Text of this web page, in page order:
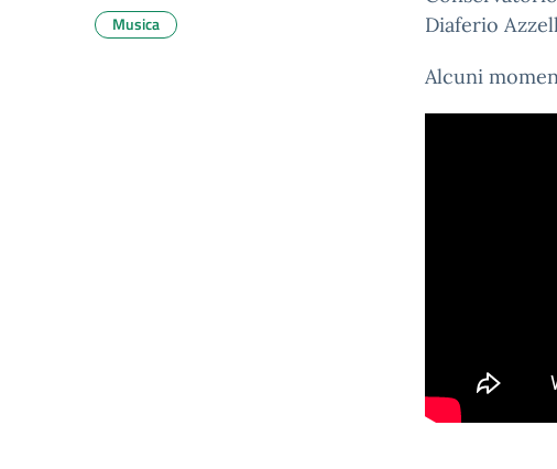
Diaferio
Alcuni
Musica